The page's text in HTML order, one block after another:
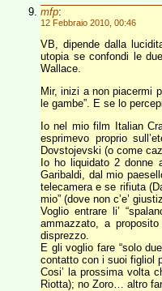
mfp:
12 Febbraio 2010, 00:46
VB, dipende dalla
utopia se confondi le
Wallace.
Mir, inizi a non piacermi
le gambe”. E se lo
Io nel mio film Italian
esprimevo proprio
Dovstojevski (o come
Io ho liquidato 2 donne
Garibaldi, dal mio
telecamera e se rifiuta
mio” (dove non c’e’
Voglio entrare li’
ammazzato, a
disprezzo.
E gli voglio fare “solo
contatto con i suoi figliol
Cosi’ la prossima volta
Riotta); no Zoro… altro